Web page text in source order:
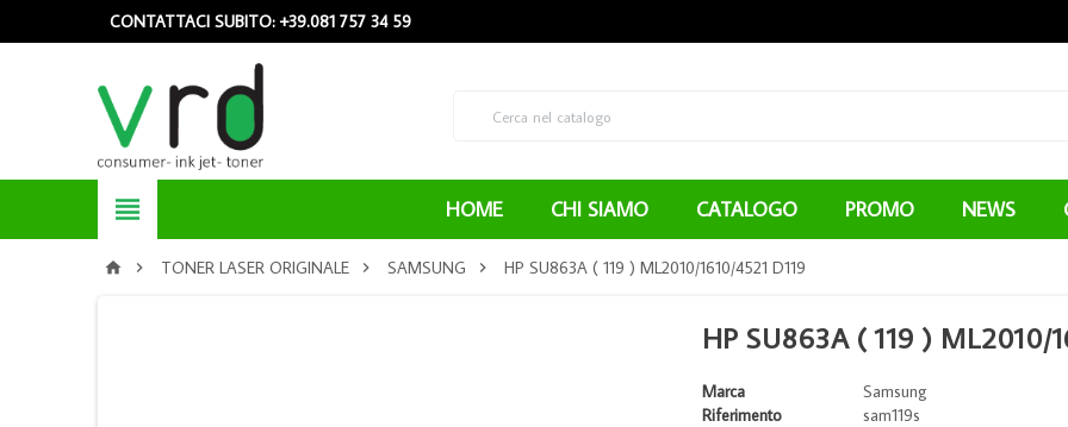
CONTATTACI SUBITO: +39.081 757 34 59
 HOME CHI SIAMO CATALOGO PROMO NEWS
  TONER LASER ORIGINALE  SAMSUNG  HP SU863A ( 119 ) ML2010/1610/4521 D119
HP SU863A ( 119 ) ML2010/
Marca
Samsung
Riferimento
sam119s